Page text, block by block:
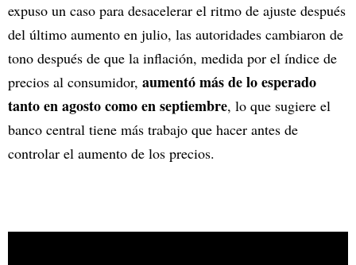
expuso un caso para desacelerar el ritmo de ajuste después
del último aumento en julio, las autoridades cambiaron de
tono después de que la inflación, medida por el índice de
precios al consumidor, aumentó más de lo esperado
tanto en agosto como en septiembre, lo que sugiere el
banco central tiene más trabajo que hacer antes de
controlar el aumento de los precios.